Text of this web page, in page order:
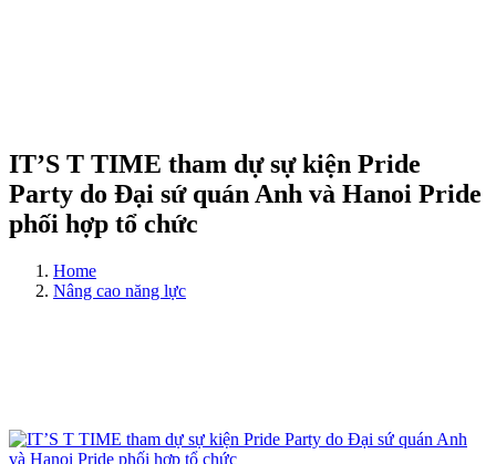
IT’S T TIME tham dự sự kiện Pride
Party do Đại sứ quán Anh và Hanoi Pride
phối hợp tổ chức
Home
Nâng cao năng lực